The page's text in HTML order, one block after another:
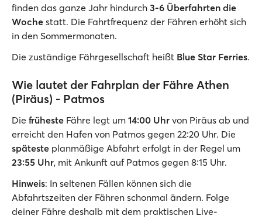
finden das ganze Jahr hindurch 3-6 Überfahrten die
Woche statt. Die Fahrtfrequenz der Fähren erhöht sich
in den Sommermonaten.
Die zuständige Fährgesellschaft heißt Blue Star Ferries.
Wie lautet der Fahrplan der Fähre Athen
(Piräus) - Patmos
Die früheste Fähre legt um 14:00 Uhr von Piräus ab und
erreicht den Hafen von Patmos gegen 22:20 Uhr. Die
späteste planmäßige Abfahrt erfolgt in der Regel um
23:55 Uhr, mit Ankunft auf Patmos gegen 8:15 Uhr.
Hinweis: In seltenen Fällen können sich die
Abfahrtszeiten der Fähren schonmal ändern. Folge
deiner Fähre deshalb mit dem praktischen Live-